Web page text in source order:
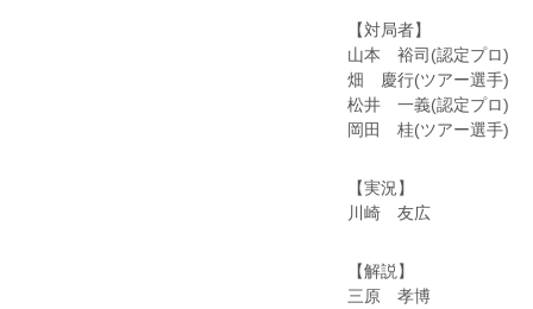
【対局者】
山本 裕司(認定プロ)
畑 慶行(ツアー選手)
松井 一義(認定プロ)
岡田 桂(ツアー選手)
【実況】
川崎 友広
【解説】
三原 孝博